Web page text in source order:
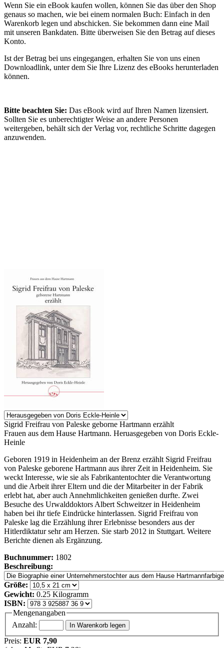
Wenn Sie ein eBook kaufen wollen, können Sie das über den Shop
genaus so machen, wie bei einem normalen Buch: Einfach in den
Warenkorb legen und abschicken. Sie bekommen dann eine Mail
mit unseren Bankdaten. Bitte überweisen Sie den Betrag auf dieses
Konto.
Ist der Betrag bei uns eingegangen, erhalten Sie von uns einen
Downloadlink, unter dem Sie Ihre Lizenz des eBooks herunterladen
können.
Bitte beachten Sie: Das eBook wird auf Ihren Namen lizensiert.
Sollten Sie es unberechtigter Weise an andere Personen
weitergeben, behält sich der Verlag vor, rechtliche Schritte dagegen
anzuwenden.
Sigrid Freifrau von Paleske geborne Hartmann erzählt
Frauen aus dem Hause Hartmann. Heruasgegeben von Doris Eckle-
Heinle
Geboren 1919 in Heidenheim an der Brenz erzählt Sigrid Freifrau
von Paleske geborene Hartmann aus ihrer Zeit in Heidenheim. Sie
weckt Interesse, wie sie als Fabrikantentochter die Verantwortung
und die Arbeit ihrer Eltern und die der Mitarbeiter in der Fabrik
erlebt hat, aber auch Annehmlichkeiten genießen durfte. Zwei
Besuche des Urwalddoktors Albert Schweitzer in Heidenheim
haben bei ihr tiefe Eindrücke hinterlassen. Sigrid Freifrau von
Paleske lag die Erzählung ihrer Erlebnisse besonders aus der
Hitlerdiktatur sehr am Herzen. Sie starb 2012 in Stuttgart. Weitere
Berichte dienen als Ergänzung.
Buchnummer: 1802
Beschreibung:
Größe:
Gewicht: 0.25 Kilogramm
ISBN:
Mengenangaben
Anzahl:
Preis: EUR 7,90